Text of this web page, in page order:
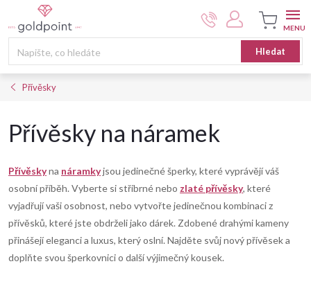
na
Hledat
Nákupní
košík
Přívěsky
Přívěsky na náramek
Přívěskyna náramkyjsou jedinečné šperky, které vyprávějí váš
osobní příběh. Vyberte si stříbrné nebo zlaté přívěsky, které
vyjadřují vaši osobnost, nebo vytvořte jedinečnou kombinaci z
přívěsků, které jste obdrželi jako dárek. Zdobené drahými kameny
přinášejí eleganci a luxus, který oslní. Najděte svůj nový přívěsek a
doplňte svou šperkovnici o další výjimečný kousek.